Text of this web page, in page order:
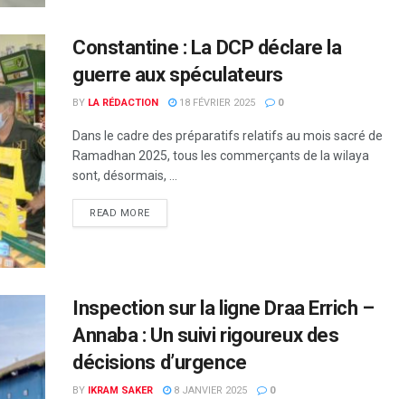
Constantine : La DCP déclare la
guerre aux spéculateurs
BY LA RÉDACTION 18 FÉVRIER 2025 0
Dans le cadre des préparatifs relatifs au mois sacré de
Ramadhan 2025, tous les commerçants de la wilaya
sont, désormais, ...
READ MORE
Inspection sur la ligne Draa Errich –
Annaba : Un suivi rigoureux des
décisions d’urgence
BY IKRAM SAKER 8 JANVIER 2025 0